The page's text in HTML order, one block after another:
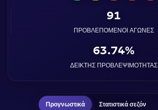
91
ΠΡΟΒΛΕΠΌΜΕΝΟΙ ΑΓΏΝΕΣ
63.74%
ΔΕΊΚΤΗΣ ΠΡΟΒΛΕΨΙΜΌΤΗΤΑΣ
Προγνωστικά Στατιστικά σεζόν